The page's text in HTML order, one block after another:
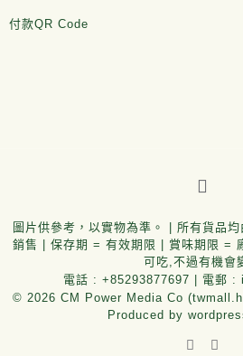
付款QR Code
圖片供參考，以實物為準。 | 所有貨品
銷售 | 保存期 = 有效期限 | 賞味期限 =
可吃,不過有機會
電話 : +85293877697 | 電郵 :
© 2026 CM Power Media Co
Produced by